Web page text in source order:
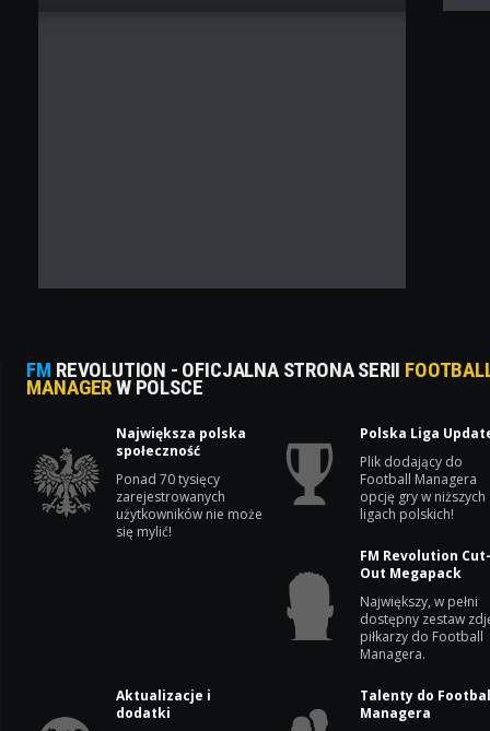
FM REVOLUTION - OFICJALNA STRONA SERII
MANAGERW POLSCE
Największa polska
społeczność
Ponad 70 tysięcy
zarejestrowanych
użytkowników nie może
się mylić!
Polska Liga
Plik dodający do
Football Managera
opcję gry w niższych
ligach polskich!
FM Revolution
Out Megapack
Największy, w pełni
dostępny zestaw
piłkarzy do Football
Managera.
Aktualizacje i
dodatki
Talenty do
Managera